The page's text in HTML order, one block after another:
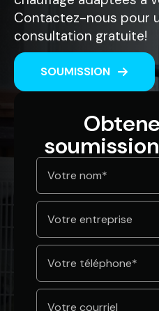
Contactez-nous pour
consultation gratuite!
SOUMISSION
Nom
Entreprise
Téléphone
Courriel